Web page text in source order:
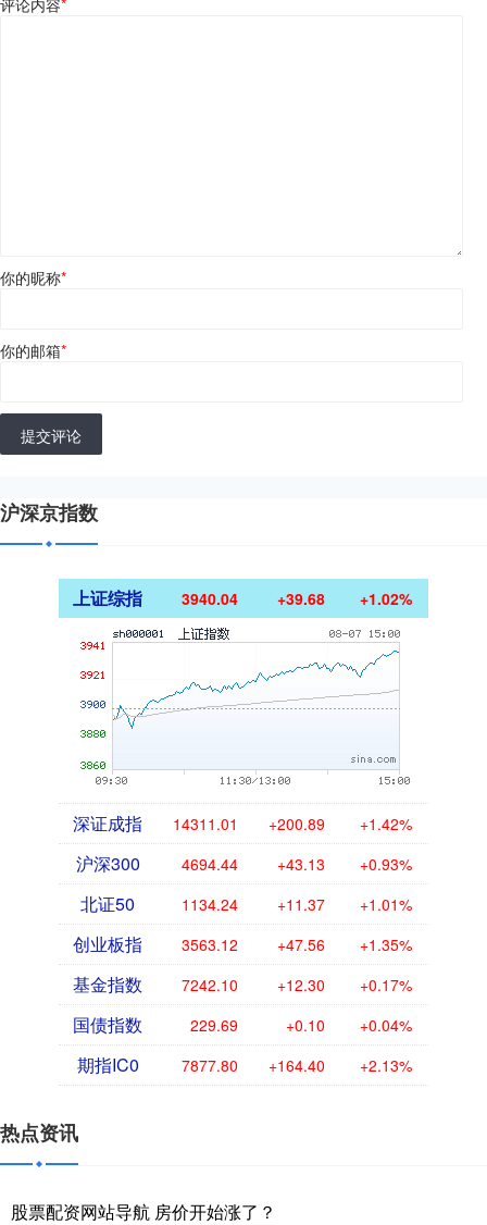
你的昵称*
你的邮箱*
提交评论
沪深京指数
上证综指 3940.04 +39.68 +1.02%
深证成指 14311.01 +200.89 +1.42%
沪深300 4694.44 +43.13 +0.93%
北证50 1134.24 +11.37 +1.01%
创业板指 3563.12 +47.56 +1.35%
基金指数 7242.10 +12.30 +0.17%
国债指数 229.69 +0.10 +0.04%
期指IC0 7877.80 +164.40 +2.13%
热点资讯
股票配资网站导航 房价开始涨了？